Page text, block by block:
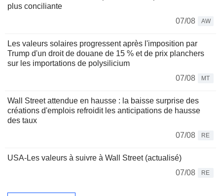
plus conciliante
07/08
AW
Les valeurs solaires progressent après l'imposition par
Trump d'un droit de douane de 15 % et de prix planchers
sur les importations de polysilicium
07/08
MT
Wall Street attendue en hausse : la baisse surprise des
créations d'emplois refroidit les anticipations de hausse
des taux
07/08
RE
USA-Les valeurs à suivre à Wall Street (actualisé)
07/08
RE